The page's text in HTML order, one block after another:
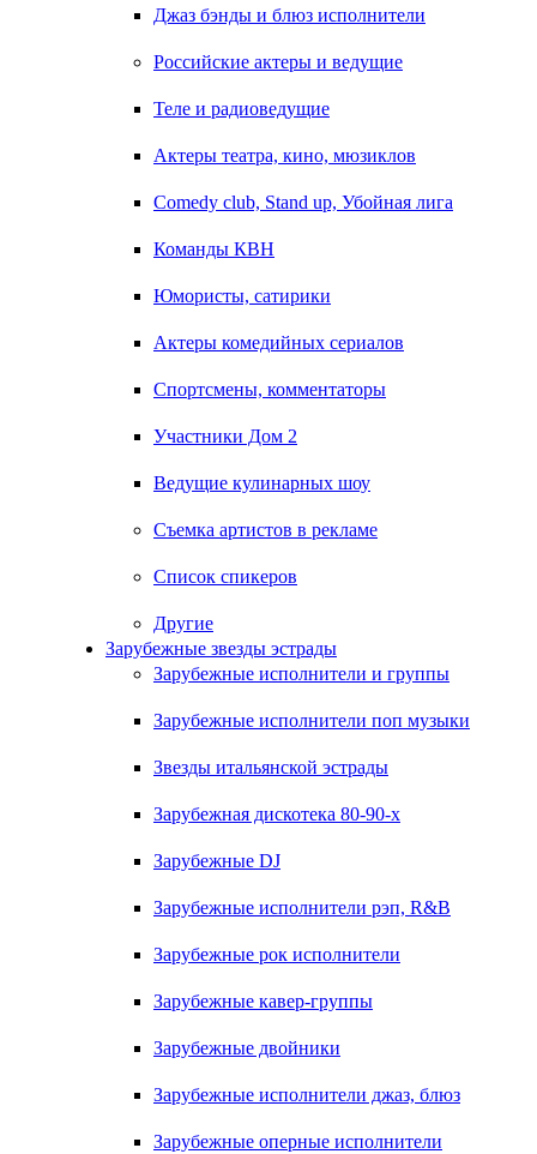
Джаз бэнды и блюз исполнители
Российские актеры и ведущие
Теле и радиоведущие
Актеры театра, кино, мюзиклов
Comedy club, Stand up, Убойная лига
Команды КВН
Юмористы, сатирики
Актеры комедийных сериалов
Спортсмены, комментаторы
Участники Дом 2
Ведущие кулинарных шоу
Съемка артистов в рекламе
Список спикеров
Другие
Зарубежные звезды эстрады
Зарубежные исполнители и группы
Зарубежные исполнители поп музыки
Звезды итальянской эстрады
Зарубежная дискотека 80-90-х
Зарубежные DJ
Зарубежные исполнители рэп, R&B
Зарубежные рок исполнители
Зарубежные кавер-группы
Зарубежные двойники
Зарубежные исполнители джаз, блюз
Зарубежные оперные исполнители